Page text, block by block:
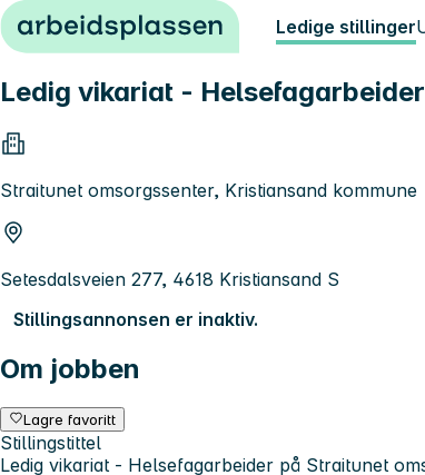
Hopp til innhold Ledige stillinger
Ledig vikariat -
Straitunet omsorgssenter, Kristiansand kommune
Setesdalsveien 277, 4618 Kristiansand S
Stillingsannonsen er inaktiv.
Om jobben
Lagre favoritt
Stillingstittel
Ledig vikariat - Helsefagarbeider på Straitunet